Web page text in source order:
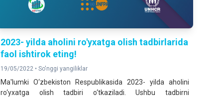
2023- yilda aholini ro'yxatga olish tadbirlarida
faol ishtirok eting!
19/05/2022 •So'nggi yangiliklar
Ma'lumki O‘zbekiston Respublikasida 2023- yilda aholini
ro‘yxatga olish tadbiri o‘tkaziladi. Ushbu tadbirni